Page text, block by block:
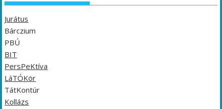
Jurátus
Bárczium
PBÚ
BIT
PersPeKtíva
LáTÓKör
TátKontúr
Kollázs